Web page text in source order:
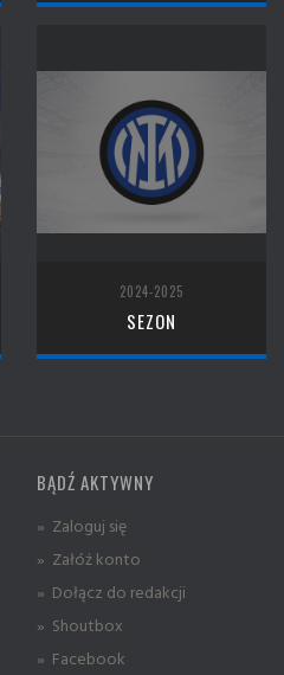
2024-2025
SEZON
BĄDŹ AKTYWNY
» Zaloguj się
» Załóż konto
» Dołącz do redakcji
» Shoutbox
» Facebook